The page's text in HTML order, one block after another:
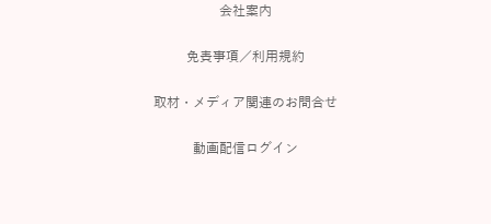
会社案内
免責事項／利用規約
取材・メディア関連のお問合せ
動画配信ログイン